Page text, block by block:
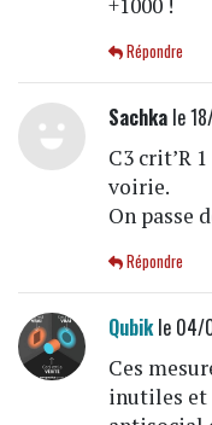
+1000 !
Répondre
Sachkale
C3 crit’R
voirie.
On passe
Répondre
Qubikle 04/
Ces
inutiles et